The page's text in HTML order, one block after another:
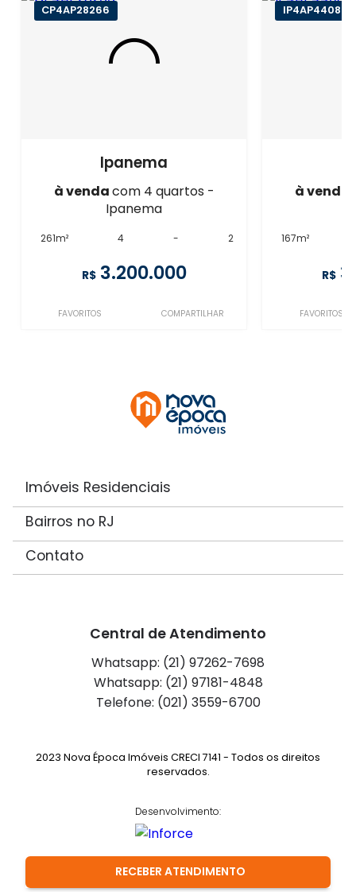
RECEBER ATENDIMENTO
CP4AP28266
Ipanema
à vendacom 4 quartos -
Ipanema
261m² 4 - 2
R$ 3.200.000
FAVORITOS COMPARTILHAR
IP4AP44081
à venda
167m²
R$
FAVORITOS
Imóveis Residenciais
Bairros no RJ
Contato
Central de Atendimento
Whatsapp: (21) 97262-7698
Whatsapp: (21) 97181-4848
Telefone: (021) 3559-6700
2023 Nova Época Imóveis CRECI 7141 - Todos os direitos
reservados.
Desenvolvimento: